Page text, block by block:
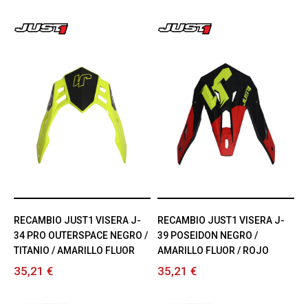
RECAMBIO JUST1 VISERA J-
34 PRO OUTERSPACE NEGRO /
TITANIO / AMARILLO FLUOR
35,21 €
RECAMBIO JUST1 VISERA J-
39 POSEIDON NEGRO /
AMARILLO FLUOR / ROJO
35,21 €